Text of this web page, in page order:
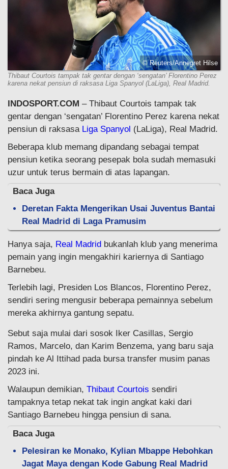
© Reuters/Annegret Hilse
Thibaut Courtois tampak tak gentar dengan ‘sengatan’ Florentino Perez
karena nekat pensiun di raksasa Liga Spanyol (LaLiga), Real Madrid.
INDOSPORT.COM – Thibaut Courtois tampak tak
gentar dengan ‘sengatan’ Florentino Perez karena nekat
pensiun di raksasa Liga Spanyol (LaLiga), Real Madrid.
Beberapa klub memang dipandang sebagai tempat
pensiun ketika seorang pesepak bola sudah memasuki
uzur untuk terus bermain di atas lapangan.
Baca Juga
Deretan Fakta Mengerikan Usai Juventus Bantai
Real Madrid di Laga Pramusim
Hanya saja, Real Madrid bukanlah klub yang menerima
pemain yang ingin mengakhiri kariernya di Santiago
Barnebeu.
Terlebih lagi, Presiden Los Blancos, Florentino Perez,
sendiri sering mengusir beberapa pemainnya sebelum
mereka akhirnya gantung sepatu.
Sebut saja mulai dari sosok Iker Casillas, Sergio
Ramos, Marcelo, dan Karim Benzema, yang baru saja
pindah ke Al Ittihad pada bursa transfer musim panas
2023 ini.
Walaupun demikian, Thibaut Courtois sendiri
tampaknya tetap nekat tak ingin angkat kaki dari
Santiago Barnebeu hingga pensiun di sana.
Baca Juga
Pelesiran ke Monako, Kylian Mbappe Hebohkan
Jagat Maya dengan Kode Gabung Real Madrid